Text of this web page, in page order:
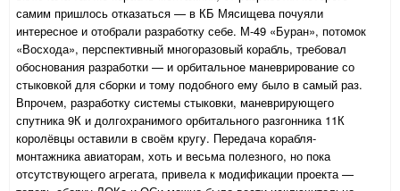
самим пришлось отказаться — в КБ Мясищева почуяли
интересное и отобрали разработку себе. М-49 «Буран», потомок
«Восхода», перспективный многоразовый корабль, требовал
обоснования разработки — и орбитальное маневрирование со
стыковкой для сборки и тому подобного ему было в самый раз.
Впрочем, разработку системы стыковки, маневрирующего
спутника 9К и долгохранимого орбитального разгонника 11К
королёвцы оставили в своём кругу. Передача корабля-
монтажника авиаторам, хоть и весьма полезного, но пока
отсутствующего агрегата, привела к модификации проекта —